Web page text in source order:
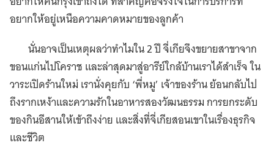
อยากให้อยู่เหนือความคาดหมายของลูกค้า
นั่นอาจเป็นเหตุผลว่าทำไมใน 2 ปี จี่เกียจึงขยายสาขาจาก
ขอนแก่นไปโคราช และล่าสุดมาสู่อารีย์ใกล้บ้านเราได้สำเร็จ ใน
วาระเปิดร้านใหม่ เรานั่งคุยกับ ‘พี่หมู’ เจ้าของร้าน ย้อนกลับไป
ถึงรากเหง้าและความรักในอาหารสองวัฒนธรรม การยกระดับ
ของกินอีสานให้เข้าถึงง่าย และสิ่งที่จี่เกียสอนเขาในเรื่องธุรกิจ
และชีวิต